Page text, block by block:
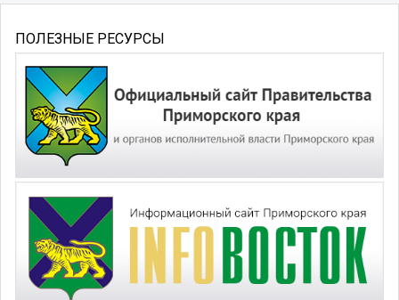
ПОЛЕЗНЫЕ РЕСУРСЫ